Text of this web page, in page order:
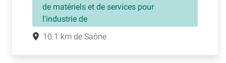
de matériels et de services pour
l'industrie de
10.1 km de Saône